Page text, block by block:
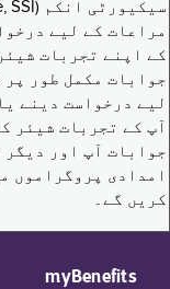
مراعات کے لیے
کے اپنے تجربات
جوابات مکمل طور
لیے درخواست دینے
آپ کے تجربات شیئر
جوابات آپ اور
امدادی پروگراموں
کریں گے۔
myBenefits